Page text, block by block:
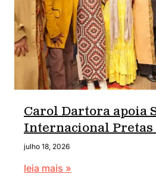
Carol Dartora apoia
Internacional Pretas
julho 18, 2026
leia mais »